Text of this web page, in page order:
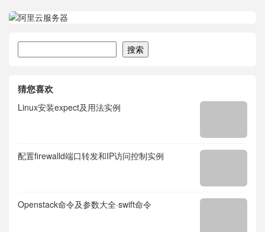
搜索
猜您喜欢
Linux安装expect及用法实例
配置firewalld端口转发和IP访问控制实例
Openstack命令及参数大全·swift命令